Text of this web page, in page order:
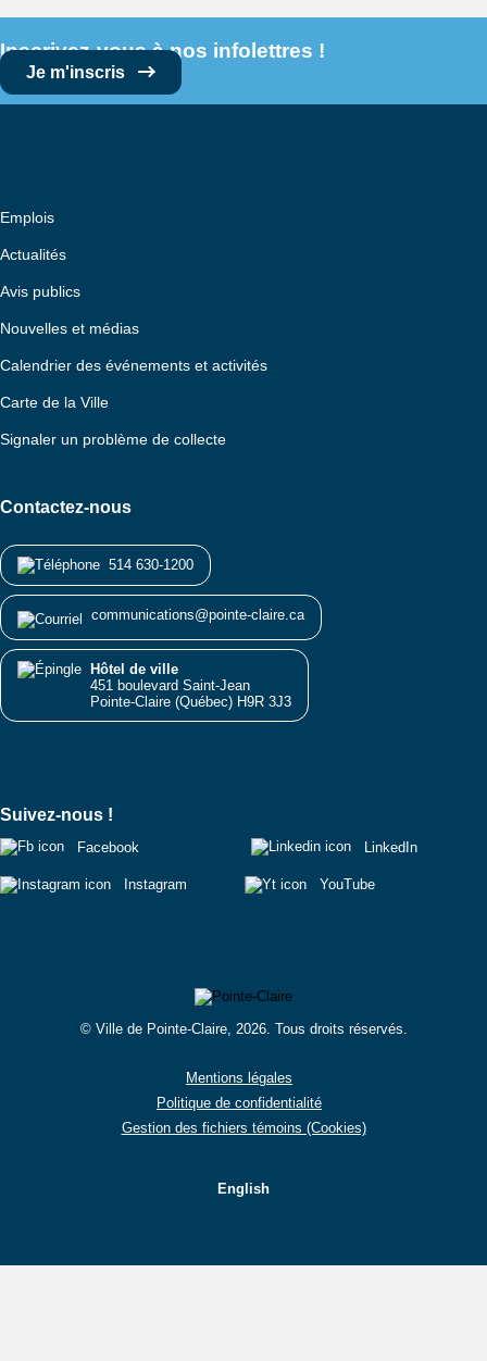
Inscrivez-vous à nos infolettres !
Je m'inscris
Emplois
Actualités
Avis publics
Nouvelles et médias
Calendrier des événements et activités
Carte de la Ville
Signaler un problème de collecte
Contactez-nous
514 630-1200
communications@pointe-claire.ca
Hôtel de ville
451 boulevard Saint-Jean
Pointe-Claire (Québec) H9R 3J3
Suivez-nous !
Facebook
Instagram
LinkedIn
YouTube
© Ville de Pointe-Claire, 2026. Tous droits réservés.
Mentions légales
Politique de confidentialité
Gestion des fichiers témoins (Cookies)
English